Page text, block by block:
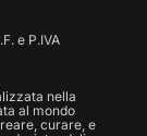
e P.IVA
nella
al mondo
curare, e